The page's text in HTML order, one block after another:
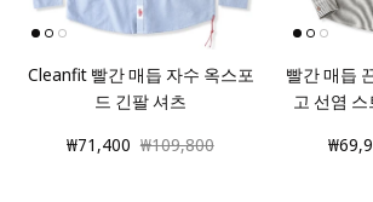
Cleanfit 빨간 매듭 자수 옥스포
드 긴팔 셔츠
₩71,400 ₩109,800
빨간 매듭
고 선염